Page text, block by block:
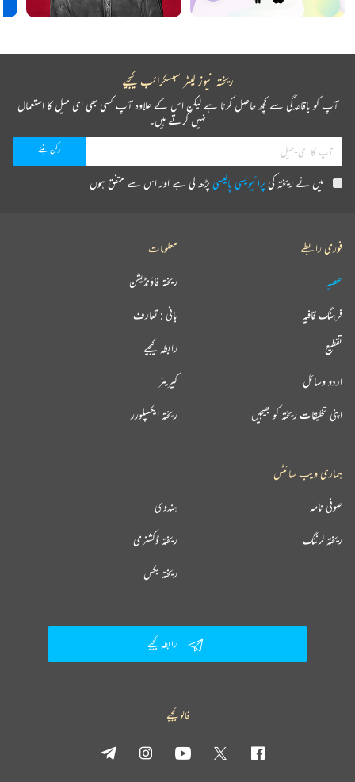
ریختہ نیوز لیٹر سبسکرائب کیجیے
آپ کو باقاعدگی سے کچھ حاصل کرنا ہے لیکن اس کے علاوہ آپ کسی بھی ای میل کا استعمال
نہیں کرتے ہیں۔
میں نے ریختہ کیپرائیویسی پالیسیپڑھ لی ہے اور اس سے متفق ہوں
فوری رابطے
عطیہ
فرہنگ قافیہ
تقطیع
اردو وسائل
اپنی تخلیقات ریختہ کو بھیجیں
معلومات
ریختہ فاؤنڈیشن
بانی : تعارف
رابطہ کیجیے
کیریئر
ریختہ ایکسپلورر
ہماری ویب سائٹس
ہندوی صوفی نامہ
ریختہ ڈکشنری ریختہ لرننگ
ریختہ بکس
رابطہ کیجیے
فالو کیجیے